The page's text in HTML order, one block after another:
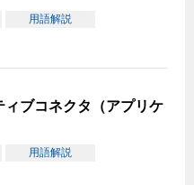
用語解説
ィブコネクタ（アプリケ
用語解説